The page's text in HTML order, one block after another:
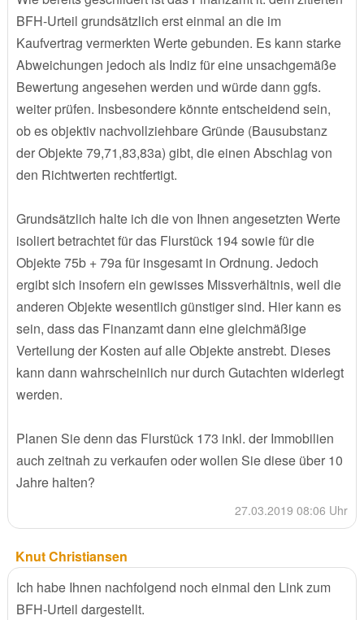
BFH-Urteil grundsätzlich erst einmal an die im
Kaufvertrag vermerkten Werte gebunden. Es kann starke
Abweichungen jedoch als Indiz für eine unsachgemäße
Bewertung angesehen werden und würde dann ggfs.
weiter prüfen. Insbesondere könnte entscheidend sein,
ob es objektiv nachvollziehbare Gründe (Bausubstanz
der Objekte 79,71,83,83a) gibt, die einen Abschlag von
den Richtwerten rechtfertigt.
Grundsätzlich halte ich die von Ihnen angesetzten Werte
isoliert betrachtet für das Flurstück 194 sowie für die
Objekte 75b + 79a für insgesamt in Ordnung. Jedoch
ergibt sich insofern ein gewisses Missverhältnis, weil die
anderen Objekte wesentlich günstiger sind. Hier kann es
sein, dass das Finanzamt dann eine gleichmäßige
Verteilung der Kosten auf alle Objekte anstrebt. Dieses
kann dann wahrscheinlich nur durch Gutachten widerlegt
werden.
Planen Sie denn das Flurstück 173 inkl. der Immobilien
auch zeitnah zu verkaufen oder wollen Sie diese über 10
Jahre halten?
27.03.2019 08:06 Uhr
Knut Christiansen
Ich habe Ihnen nachfolgend noch einmal den Link zum
BFH-Urteil dargestellt.